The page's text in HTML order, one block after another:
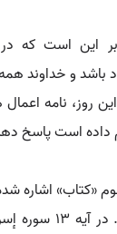
بر این است که
و خداوند
روز، نامه
داده است پاسخ
«کتاب» اشاره
انسان ثبت